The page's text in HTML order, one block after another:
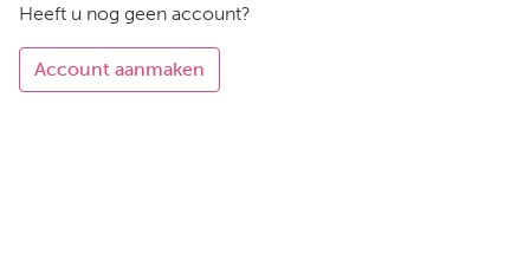
Heeft u nog geen account?
Account aanmaken